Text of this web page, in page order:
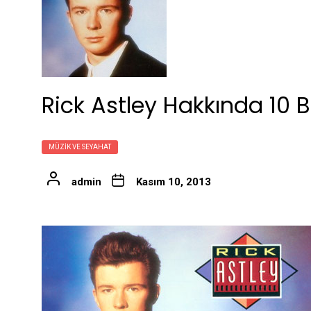
Rick Astley Hakkında 10
MÜZIK VE SEYAHAT
admin Kasım 10, 2013